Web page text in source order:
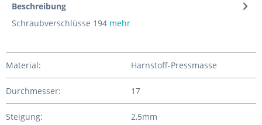
Beschreibung
Schraubverschlüsse 194 mehr
Material: Harnstoff-Pressmasse
Durchmesser: 17
Steigung: 2,5mm